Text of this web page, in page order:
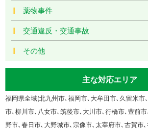
薬物事件
交通違反・交通事故
その他
主な対応エリア
福岡県全域(北九州市､福岡市､大牟田市､久留米市
市､柳川市､八女市､筑後市､大川市､行橋市､豊前
野市､春日市､大野城市､宗像市､太宰府市､古賀市